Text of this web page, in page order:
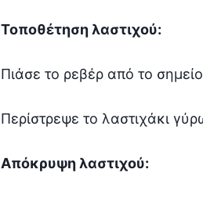
Τοποθέτηση λαστιχού:
Πιάσε το ρεβέρ από το
Περίστρεψε το λαστιχάκι
Απόκρυψη λαστιχού: